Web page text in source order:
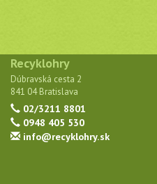
Recyklohry
Dúbravská cesta 2
841 04 Bratislava
02/3211 8801
0948 405 530
info@recyklohry.sk